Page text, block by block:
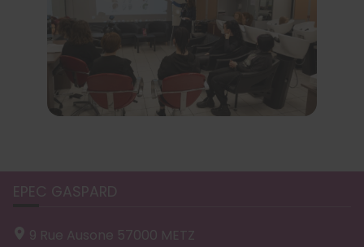
EPEC GASPARD
9 Rue Ausone 57000 METZ